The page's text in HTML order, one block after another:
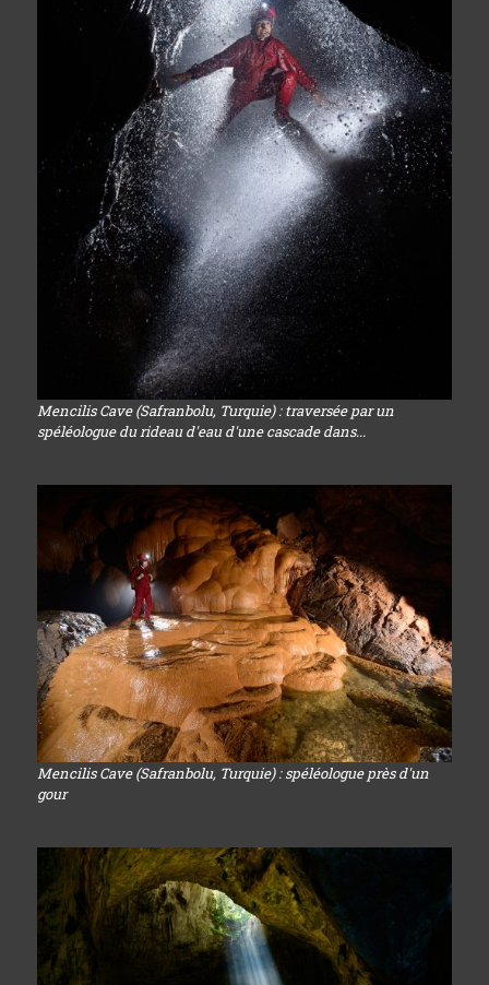
Mencilis Cave (Safranbolu, Turquie) : traversée par un
spéléologue du rideau d'eau d'une cascade dans...
Mencilis Cave (Safranbolu, Turquie) : spéléologue près d'un
gour